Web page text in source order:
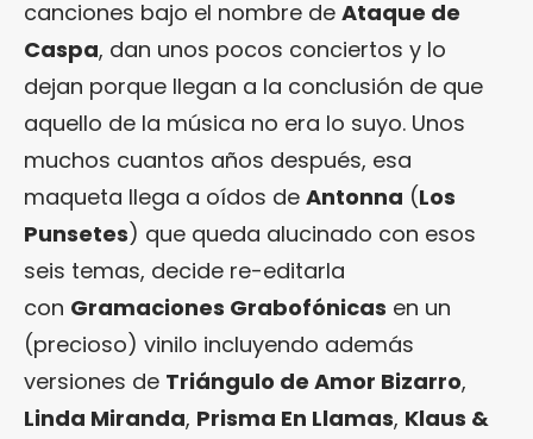
canciones bajo el nombre de Ataque de
Caspa, dan unos pocos conciertos y lo
dejan porque llegan a la conclusión de que
aquello de la música no era lo suyo. Unos
muchos cuantos años después, esa
maqueta llega a oídos de Antonna (Los
Punsetes) que queda alucinado con esos
seis temas, decide re-editarla
con Gramaciones Grabofónicas en un
(precioso) vinilo incluyendo además
versiones de Triángulo de Amor Bizarro,
Linda Miranda, Prisma En Llamas, Klaus &